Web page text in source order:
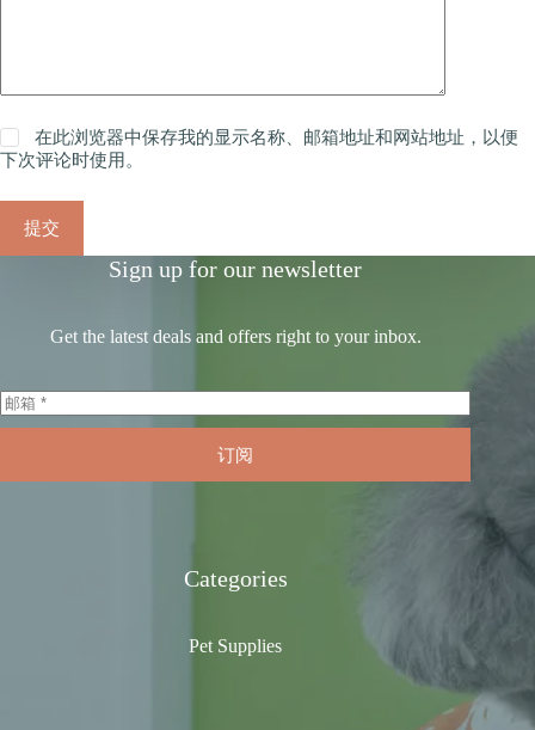
在此浏览器中保存我的显示名称、邮箱地址和网站地址，以便
下次评论时使用。
提交
Sign up for our newsletter
Get the latest deals and offers right to your inbox.
订阅
Categories
Pet Supplies